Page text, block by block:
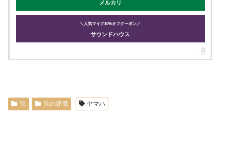
メルカリ
＼人気マイク10%オフクーポン／
サウンドハウス
弦 弦の評価 ヤマハ